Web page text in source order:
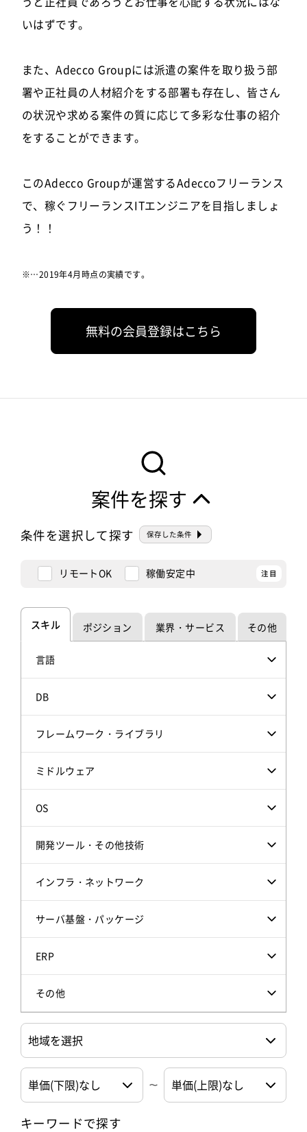
いはずです。
また、Adecco Groupには派遣の案件を取り扱う部
署や正社員の人材紹介をする部署も存在し、皆さん
の状況や求める案件の質に応じて多彩な仕事の紹介
をすることができます。
このAdecco Groupが運営するAdeccoフリーランス
で、稼ぐフリーランスITエンジニアを目指しましょ
う！！
※…2019年4月時点の実績です。
無料の会員登録はこちら
案件を探す
条件を選択して探す 保存した条件
リモートOK 稼働安定中
スキル ポジション 業界・サービス その他
言語
DB
フレームワーク・ライブラリ
ミドルウェア
OS
開発ツール・その他技術
インフラ・ネットワーク
サーバ基盤・パッケージ
ERP
その他
キーワードで探す